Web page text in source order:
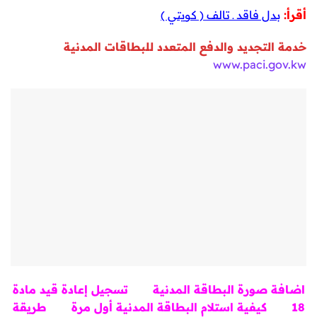
أقرأ: بدل فاقد ـ تالف ( كويتي )
خدمة التجديد والدفع المتعدد للبطاقات المدنية
www.paci.gov.kw
اضافة صورة البطاقة المدنية
تسجيل إعادة قيد مادة
18
كيفية استلام البطاقة المدنية أول مرة طريقة